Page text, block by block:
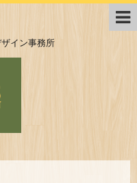
イン事務所